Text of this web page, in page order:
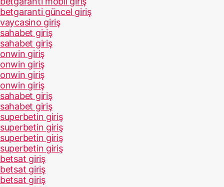
betgaranti güncel giriş
vaycasino giriş
sahabet giriş
sahabet giriş
onwin giriş
onwin giriş
onwin giriş
onwin giriş
sahabet giriş
sahabet giriş
superbetin giriş
superbetin giriş
superbetin giriş
superbetin giriş
betsat giriş
betsat giriş
betsat giriş